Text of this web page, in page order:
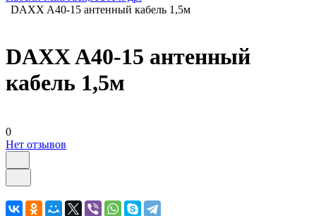
DAXX A40-15 антенный кабель 1,5м
DAXX A40-15 антенный
кабель 1,5м
0
Нет отзывов